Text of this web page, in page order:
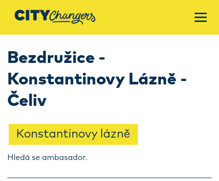
Bezdružice -
Konstantinovy Lázně -
Čeliv
Konstantinovy lázně
Hledá se ambasador.